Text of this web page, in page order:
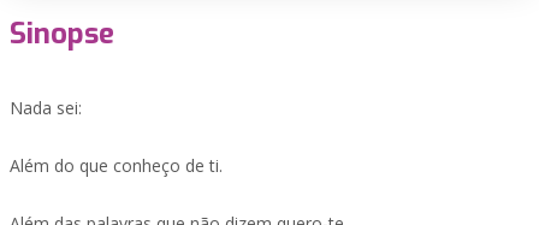
Sinopse
Nada sei:
Além do que conheço de ti.